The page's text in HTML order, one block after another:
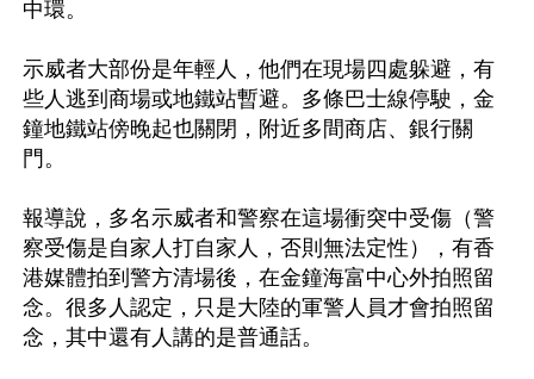
中環。
示威者大部份是年輕人，他們在現場四處躲避，有
些人逃到商場或地鐵站暫避。多條巴士線停駛，金
鐘地鐵站傍晚起也關閉，附近多間商店、銀行關
門。
報導說，多名示威者和警察在這場衝突中受傷（警
察受傷是自家人打自家人，否則無法定性），有香
港媒體拍到警方清場後，在金鐘海富中心外拍照留
念。很多人認定，只是大陸的軍警人員才會拍照留
念，其中還有人講的是普通話。